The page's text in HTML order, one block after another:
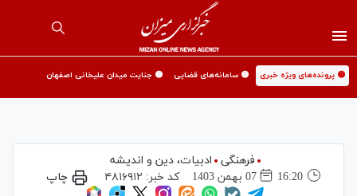
🟡 پرونده‌های ویژه خبری 🟡 سامانه‌های قضایی 🟡 جنایت میدان علیخانی اصفهان
فرهنگی
ادبیات، دین و اندیشه
16:20
07 بهمن 1403 کد خبر: ۴۸۱۶۹۱۲ چاپ